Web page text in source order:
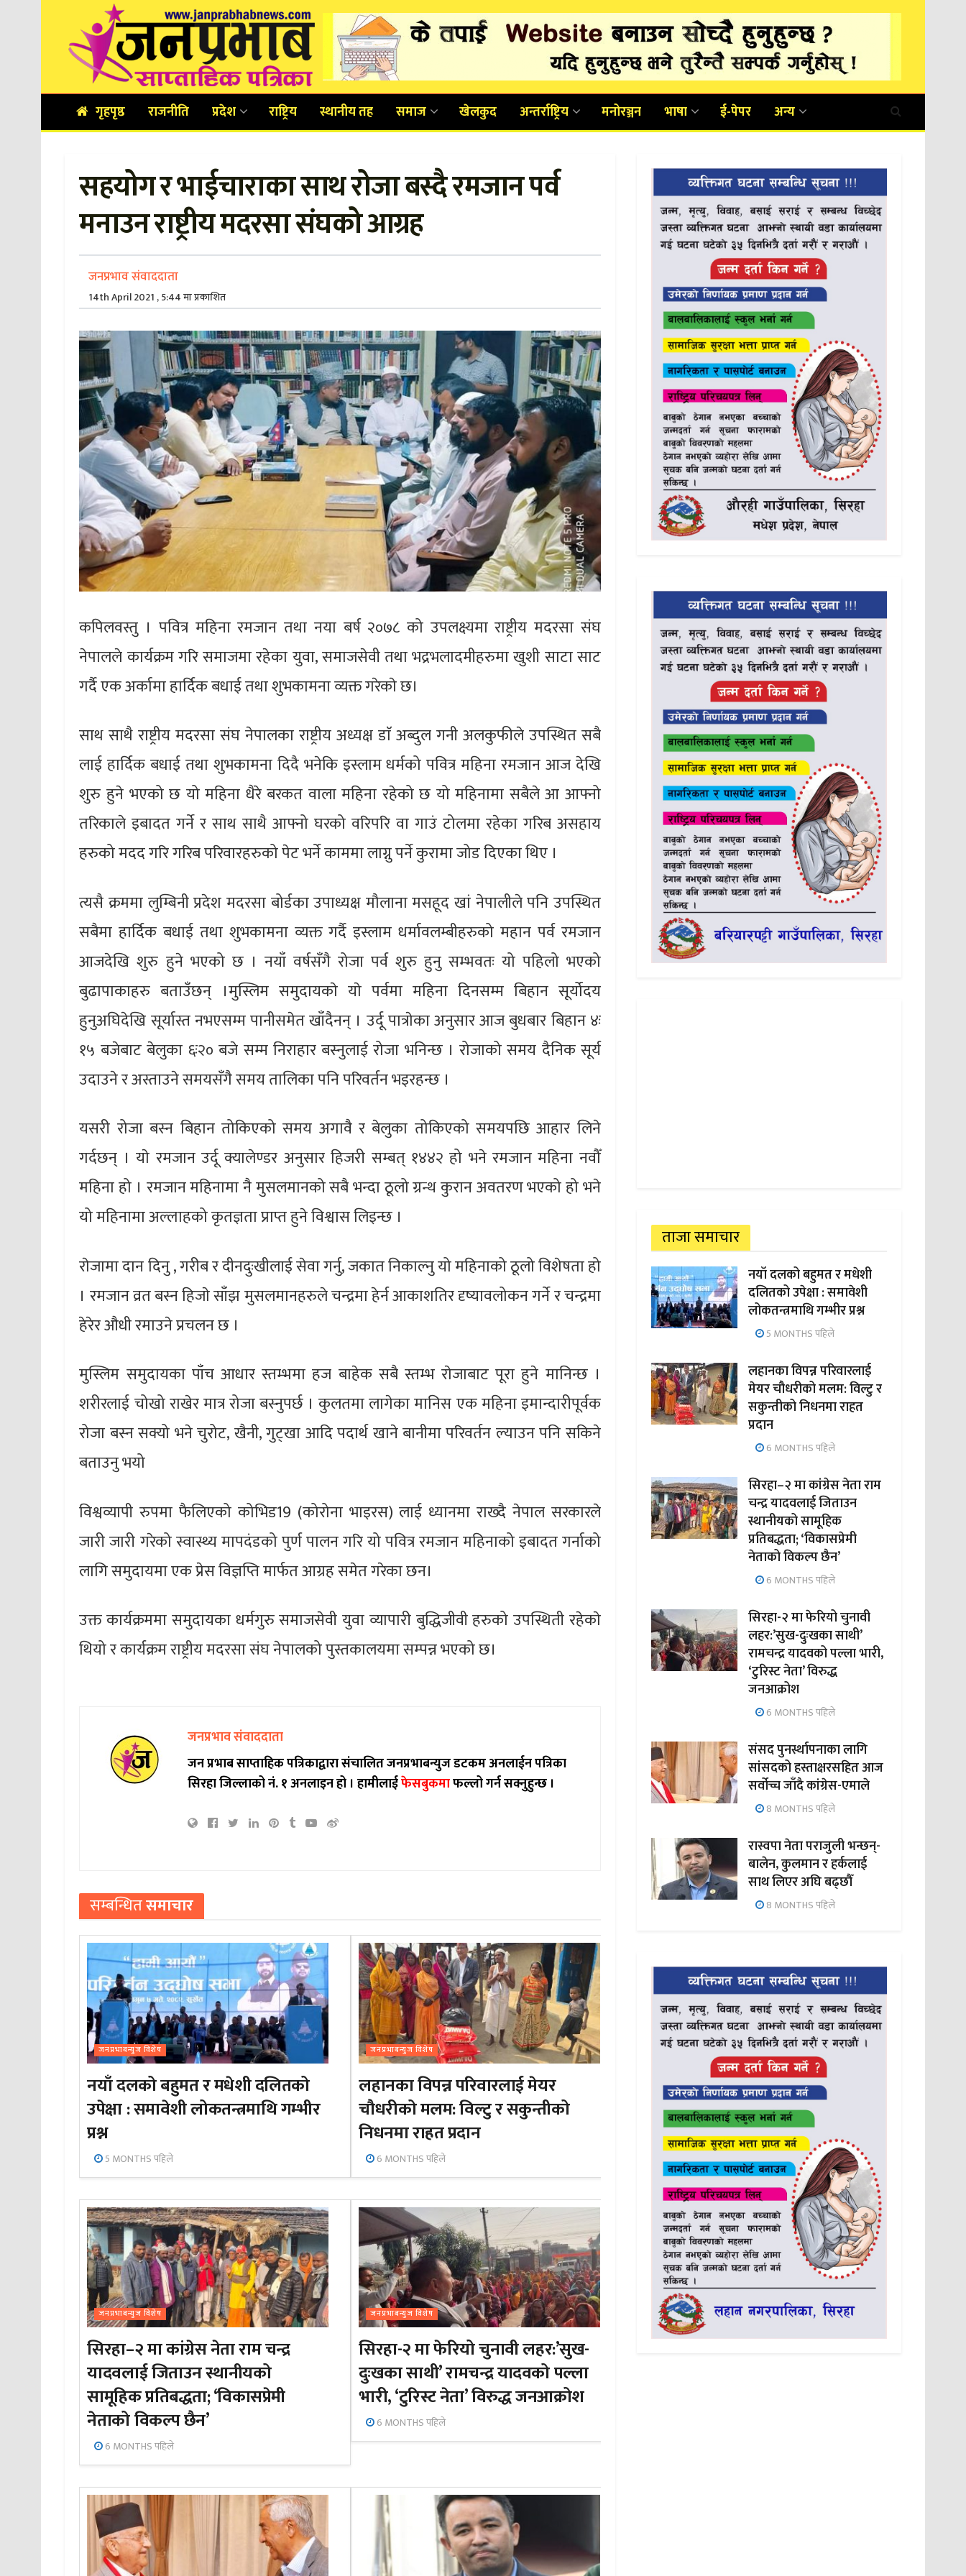
गृहपृष्ठ राजनीति प्रदेश राष्ट्रिय स्थानीय तह समाज खेलकुद अन्तर्राष्ट्रिय मनोरञ्जन भाषा ई-पेपर अन्य
सहयोग र भाईचाराका साथ रोजा बस्दै रमजान पर्व
मनाउन राष्ट्रीय मदरसा संघको आग्रह
जनप्रभाव संवाददाता
14th April 2021 , 5:44 मा प्रकाशित
कपिलवस्तु । पवित्र महिना रमजान तथा नया बर्ष २०७८ को उपलक्ष्यमा राष्ट्रीय मदरसा संघ
नेपालले कार्यक्रम गरि समाजमा रहेका युवा, समाजसेवी तथा भद्रभलादमीहरुमा खुशी साटा साट
गर्दै एक‌ अर्कामा हार्दिक बधाई तथा शुभकामना व्यक्त गरेकाे छ।
साथ साथै राष्ट्रीय मदरसा संघ नेपालका राष्ट्रीय अध्यक्ष डाॅ अब्दुल गनी अलकुफीले उपस्थित सबै
लाई हार्दिक बधाई तथा शुभकामना दिदै भनेकि इस्लाम धर्मको पवित्र महिना रमजान आज देखि
शुरु हुने भएको छ यो महिना धैरे बरकत वाला महिना‌ रहेको छ यो महिनामा सबैले आ आफ्नो
तरिकाले इबादत गर्ने र साथ साथै आफ्नो घरको वरिपरि वा गाउं टोलमा रहेका गरिब असहाय
हरुको मदद गरि गरिब परिवारहरुको पेट भर्ने काममा लाग्नु पर्ने कुरामा जोड दिएका थिए ।
त्यसै क्रममा लुम्बिनी प्रदेश मदरसा बोर्डका उपाध्यक्ष मौलाना मसहूद खां नेपालीले पनि उपस्थित
सबैमा हार्दिक बधाई तथा शुभकामना व्यक्त गर्दै इस्लाम धर्मावलम्बीहरुको महान पर्व रमजान
आजदेखि शुरु हुने भएको छ । नयाँ वर्षसँगै रोजा पर्व शुरु हुनु सम्भवतः यो पहिलो भएको
बुढापाकाहरु बताउँछन् ।मुस्लिम समुदायकाे याे पर्वमा महिना दिनसम्म बिहान सूर्योदय
हुनुअघिदेखि सूर्यास्त नभएसम्म पानीसमेत खाँदैनन् । उर्दू पात्राेका अनुसार आज बुधबार बिहान ४ः
१५ बजेबाट बेलुका ६ः२० बजे सम्म निराहार बस्नुलाई रोजा भनिन्छ । रोजाको समय दैनिक सूर्य
उदाउने र अस्ताउने समयसँगै समय तालिका पनि परिवर्तन भइरहन्छ ।
यसरी रोजा बस्न बिहान तोकिएको समय अगावै र बेलुका तोकिएको समयपछि आहार लिने
गर्दछन् । याे रमजान उर्दू क्यालेण्डर अनुसार हिजरी सम्बत् १४४२ हो भने रमजान महिना नवौँ
महिना हो । रमजान महिनामा नै मुसलमानको सबै भन्दा ठूलो ग्रन्थ कुरान अवतरण भएको हो भने
यो महिनामा अल्लाहको कृतज्ञता प्राप्त हुने विश्वास लिइन्छ ।
राेजामा दान दिनु , गरीब र दीनदुःखीलाई सेवा गर्नु, जकात निकाल्नु यो महिनाको ठूलो विशेषता हो
। रमजान व्रत बस्न हिजाे साँझ मुसलमानहरुले चन्द्रमा हेर्न आकाशतिर दृष्यावलोकन गर्ने र चन्द्रमा
हेरेर औधी रमाउने प्रचलन छ ।
मुस्लिम समुदायका पाँच आधार स्तम्भमा हज बाहेक सबै स्तम्भ राेजाबाट पूरा हुने मानिन्छ ।
शरीरलाई चोखो राखेर मात्र रोजा बस्नुपर्छ । कुलतमा लागेका मानिस एक महिना इमान्दारीपूर्वक
रोजा बस्न सक्यो भने चुरोट, खैनी, गुट्खा आदि पदार्थ खाने बानीमा परिवर्तन ल्याउन पनि सकिने
बताउनु भयो
विश्वव्यापी रुपमा फैलिएको कोभिड19 (कोरोना भाइरस) लाई ध्यानमा राख्दै नेपाल सरकारले
जारी जारी गरेको स्वास्थ्य मापदंडको पुर्ण पालन गरि यो पवित्र रमजान महिनाको इबादत गर्नाको
लागि समुदायमा एक प्रेस विज्ञप्ति मार्फत आग्रह समेत गरेका छन।
उक्त कार्यक्रममा समुदायका धर्मगुरु समाजसेवी युवा व्यापारी बुद्धिजीवी हरुको उपस्थिती रहेकाे
थियो र कार्यक्रम राष्ट्रीय मदरसा संघ नेपालको पुस्तकालयमा सम्पन्न भएको छ।
जनप्रभाव संवाददाता
जन प्रभाब साप्ताहिक पत्रिकाद्वारा संचालित जनप्रभाबन्युज डटकम अनलाईन पत्रिका
सिरहा जिल्लाको नं. १ अनलाइन हो ।हामीलाईफेसबुकमाफल्लो गर्न सक्नुहुन्छ ।
सम्बन्धितसमाचार
जनप्रभाबन्युज विशेष
नयाँ दलको बहुमत र मधेशी दलितको
उपेक्षा : समावेशी लोकतन्त्रमाथि गम्भीर
प्रश्न
5 MONTHS पहिले
जनप्रभाबन्युज विशेष
लहानका विपन्न परिवारलाई मेयर
चौधरीको मलम: विल्टु र सकुन्तीको
निधनमा राहत प्रदान
6 MONTHS पहिले
जनप्रभाबन्युज विशेष
सिरहा–२ मा कांग्रेस नेता राम चन्द्र
यादवलाई जिताउन स्थानीयको
सामूहिक प्रतिबद्धता; ‘विकासप्रेमी
नेताको विकल्प छैन’
6 MONTHS पहिले
जनप्रभाबन्युज विशेष
सिरहा-२ मा फेरियो चुनावी लहर:’सुख-
दुःखका साथी’ रामचन्द्र यादवको पल्ला
भारी, ‘टुरिस्ट नेता’ विरुद्ध जनआक्रोश
6 MONTHS पहिले
ताजा समाचार
नयाँ दलको बहुमत र मधेशी
दलितको उपेक्षा : समावेशी
लोकतन्त्रमाथि गम्भीर प्रश्न
5 MONTHS पहिले
लहानका विपन्न परिवारलाई
मेयर चौधरीको मलम: विल्टु र
सकुन्तीको निधनमा राहत
प्रदान
6 MONTHS पहिले
सिरहा–२ मा कांग्रेस नेता राम
चन्द्र यादवलाई जिताउन
स्थानीयको सामूहिक
प्रतिबद्धता; ‘विकासप्रेमी
नेताको विकल्प छैन’
6 MONTHS पहिले
सिरहा-२ मा फेरियो चुनावी
लहर:’सुख-दुःखका साथी’
रामचन्द्र यादवको पल्ला भारी,
‘टुरिस्ट नेता’ विरुद्ध
जनआक्रोश
6 MONTHS पहिले
संसद पुनर्स्थापनाका लागि
सांसदको हस्ताक्षरसहित आज
सर्वोच्च जाँदै कांग्रेस-एमाले
8 MONTHS पहिले
रास्वपा नेता पराजुली भन्छन्-
बालेन, कुलमान र हर्कलाई
साथ लिएर अघि बढ्छौँ
8 MONTHS पहिले